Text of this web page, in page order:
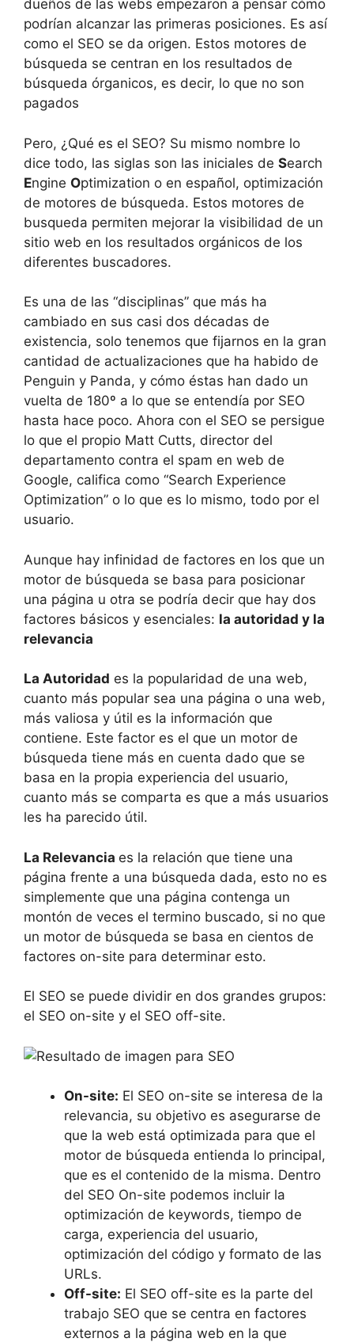
dueños de las webs empezaron a pensar cómo
podrían alcanzar las primeras posiciones. Es así
como el SEO se da origen. Estos motores de
búsqueda se centran en los resultados de
búsqueda órganicos, es decir, lo que no son
pagados
Pero, ¿Qué es el SEO? Su mismo nombre lo
dice todo, las siglas son las iniciales de Search
Engine Optimization o en español, optimización
de motores de búsqueda. Estos motores de
busqueda permiten mejorar la visibilidad de un
sitio web en los resultados orgánicos de los
diferentes buscadores.
Es una de las “disciplinas” que más ha
cambiado en sus casi dos décadas de
existencia, solo tenemos que fijarnos en la gran
cantidad de actualizaciones que ha habido de
Penguin y Panda, y cómo éstas han dado un
vuelta de 180º a lo que se entendía por SEO
hasta hace poco. Ahora con el SEO se persigue
lo que el propio Matt Cutts, director del
departamento contra el spam en web de
Google, califica como “Search Experience
Optimization” o lo que es lo mismo, todo por el
usuario.
Aunque hay infinidad de factores en los que un
motor de búsqueda se basa para posicionar
una página u otra se podría decir que hay dos
factores básicos y esenciales: la autoridad y la
relevancia
La Autoridad es la popularidad de una web,
cuanto más popular sea una página o una web,
más valiosa y útil es la información que
contiene. Este factor es el que un motor de
búsqueda tiene más en cuenta dado que se
basa en la propia experiencia del usuario,
cuanto más se comparta es que a más usuarios
les ha parecido útil.
La Relevancia es la relación que tiene una
página frente a una búsqueda dada, esto no es
simplemente que una página contenga un
montón de veces el termino buscado, si no que
un motor de búsqueda se basa en cientos de
factores on-site para determinar esto.
El SEO se puede dividir en dos grandes grupos:
el SEO on-site y el SEO off-site.
On-site: El SEO on-site se interesa de la
relevancia, su objetivo es asegurarse de
que la web está optimizada para que el
motor de búsqueda entienda lo principal,
que es el contenido de la misma. Dentro
del SEO On-site podemos incluir la
optimización de keywords, tiempo de
carga, experiencia del usuario,
optimización del código y formato de las
URLs.
Off-site: El SEO off-site es la parte del
trabajo SEO que se centra en factores
externos a la página web en la que